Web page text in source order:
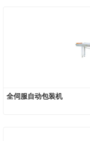
全伺服自动包装机